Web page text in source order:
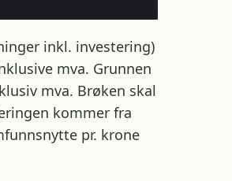
inkl. investering)
mva. Grunnen
mva. Brøken skal
kommer fra
pr. krone